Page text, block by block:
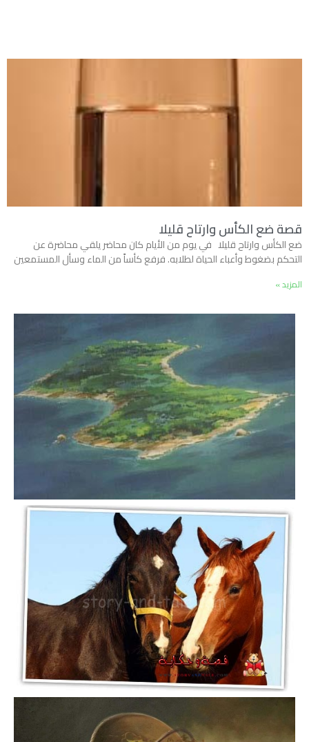
قصة ضع الكأس وارتاح قليلا
ضع الكأس وارتاح قليلا في يوم من الأيام كان محاضر يلقي محاضرة عن
التحكم بضغوط وأعباء الحياة لطلابه. فرفع كأساً من الماء وسأل المستمعين
المزيد »